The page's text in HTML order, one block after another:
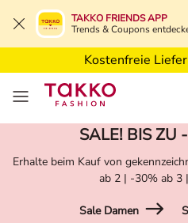
TAKKO FRIENDS APP
Trends & Coupons
Kostenfreie
5€ Gutschein
SALE! BIS ZU
Erhalte beim Kauf von
ab 2 | -30% ab 3
Sale Damen